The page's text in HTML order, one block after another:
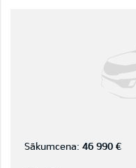
Sākumcena: 46 990 €